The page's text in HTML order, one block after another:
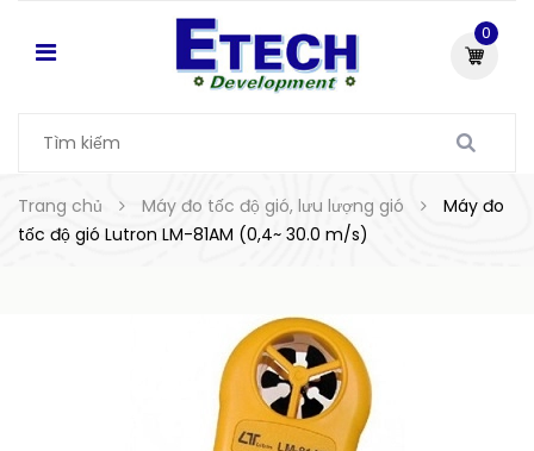
0
Trang chủ Máy đo tốc độ gió, lưu lượng gió
Máy đo
tốc độ gió Lutron LM-81AM (0,4~ 30.0 m/s)